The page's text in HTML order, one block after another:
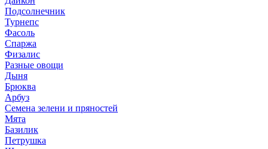
Подсолнечник
Турнепс
Фасоль
Спаржа
Физалис
Разные овощи
Дыня
Брюква
Арбуз
Семена зелени и пряностей
Мята
Базилик
Петрушка